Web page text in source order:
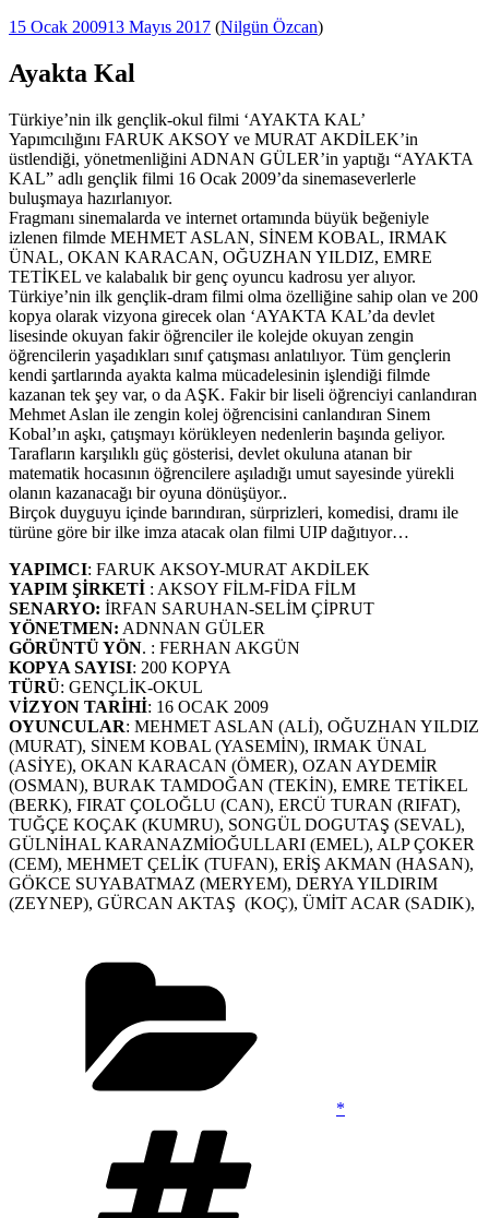
Yayım
15 Ocak 200913 Mayıs 2017 (Nilgün Özcan)
Ayakta Kal
Türkiye’nin ilk gençlik-okul filmi ‘AYAKTA KAL’
Yapımcılığını FARUK AKSOY ve MURAT AKDİLEK’in
üstlendiği, yönetmenliğini ADNAN GÜLER’in yaptığı “AYAKTA
KAL” adlı gençlik filmi 16 Ocak 2009’da sinemaseverlerle
buluşmaya hazırlanıyor.
Fragmanı sinemalarda ve internet ortamında büyük beğeniyle
izlenen filmde MEHMET ASLAN, SİNEM KOBAL, IRMAK
ÜNAL, OKAN KARACAN, OĞUZHAN YILDIZ, EMRE
TETİKEL ve kalabalık bir genç oyuncu kadrosu yer alıyor.
Türkiye’nin ilk gençlik-dram filmi olma özelliğine sahip olan ve 200
kopya olarak vizyona girecek olan ‘AYAKTA KAL’da devlet
lisesinde okuyan fakir öğrenciler ile kolejde okuyan zengin
öğrencilerin yaşadıkları sınıf çatışması anlatılıyor. Tüm gençlerin
kendi şartlarında ayakta kalma mücadelesinin işlendiği filmde
kazanan tek şey var, o da AŞK. Fakir bir liseli öğrenciyi canlandıran
Mehmet Aslan ile zengin kolej öğrencisini canlandıran Sinem
Kobal’ın aşkı, çatışmayı körükleyen nedenlerin başında geliyor.
Tarafların karşılıklı güç gösterisi, devlet okuluna atanan bir
matematik hocasının öğrencilere aşıladığı umut sayesinde yürekli
olanın kazanacağı bir oyuna dönüşüyor..
Birçok duyguyu içinde barındıran, sürprizleri, komedisi, dramı ile
türüne göre bir ilke imza atacak olan filmi UIP dağıtıyor…
YAPIMCI: FARUK AKSOY-MURAT AKDİLEK
YAPIM ŞİRKETİ : AKSOY FİLM-FİDA FİLM
SENARYO: İRFAN SARUHAN-SELİM ÇİPRUT
YÖNETMEN: ADNNAN GÜLER
GÖRÜNTÜ YÖN. : FERHAN AKGÜN
KOPYA SAYISI: 200 KOPYA
TÜRÜ: GENÇLİK-OKUL
VİZYON TARİHİ: 16 OCAK 2009
OYUNCULAR: MEHMET ASLAN (ALİ), OĞUZHAN YILDIZ
(MURAT), SİNEM KOBAL (YASEMİN), IRMAK ÜNAL
(ASİYE), OKAN KARACAN (ÖMER), OZAN AYDEMİR
(OSMAN), BURAK TAMDOĞAN (TEKİN), EMRE TETİKEL
(BERK), FIRAT ÇOLOĞLU (CAN), ERCÜ TURAN (RIFAT),
TUĞÇE KOÇAK (KUMRU), SONGÜL DOGUTAŞ (SEVAL),
GÜLNİHAL KARANAZMİOĞULLARI (EMEL), ALP ÇOKER
(CEM), MEHMET ÇELİK (TUFAN), ERİŞ AKMAN (HASAN),
GÖKCE SUYABATMAZ (MERYEM), DERYA YILDIRIM
(ZEYNEP), GÜRCAN AKTAŞ (KOÇ), ÜMİT ACAR (SADIK),
*